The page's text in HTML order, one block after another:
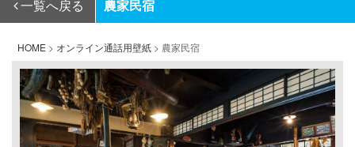
一覧へ戻る 農家民宿
HOME > オンライン通話用壁紙 > 農家民宿